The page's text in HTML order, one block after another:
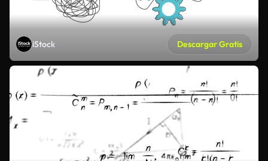
iStock Descargar Gratis